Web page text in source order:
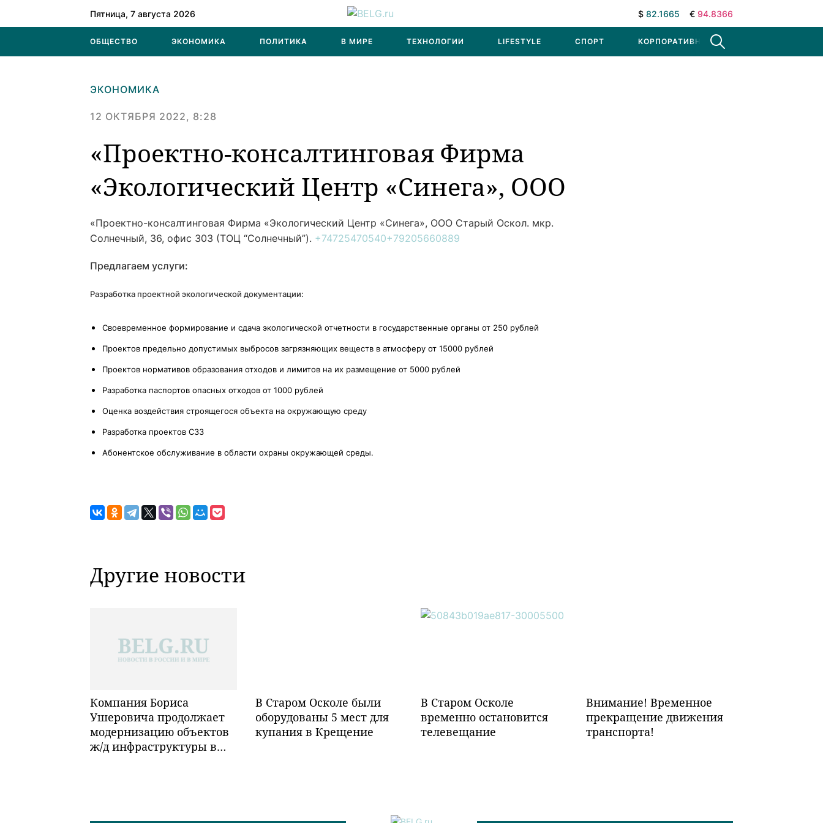
Пятница, 7 августа 2026 $ 82.1665 € 94.8366
ОБЩЕСТВО ЭКОНОМИКА ПОЛИТИКА В МИРЕ ТЕХНОЛОГИИ LIFESTYLE СПОРТ КОРПОРАТИВНЫЕ НОВОСТИ
ЭКОНОМИКА
12 ОКТЯБРЯ 2022, 8:28
«Проектно-консалтинговая Фирма
«Экологический Центр «Синега», ООО
«Проектно-консалтинговая Фирма «Экологический Центр «Синега», ООО Старый Оскол. мкр.
Солнечный, 36, офис 303 (ТОЦ “Солнечный”). +74725470540+79205660889
Предлагаем услуги:
Разработка проектной экологической документации:
Своевременное формирование и сдача экологической отчетности в государственные органы от 250 рублей
Проектов предельно допустимых выбросов загрязняющих веществ в атмосферу от 15000 рублей
Проектов нормативов образования отходов и лимитов на их размещение от 5000 рублей
Разработка паспортов опасных отходов от 1000 рублей
Оценка воздействия строящегося объекта на окружающую среду
Разработка проектов СЗЗ
Абонентское обслуживание в области охраны окружающей среды.
Другие новости
Компания Бориса
Ушеровича продолжает
модернизацию объектов
ж/д инфраструктуры в
В Старом Осколе были
оборудованы 5 мест для
купания в Крещение
В Старом Осколе
временно остановится
телевещание
Внимание! Временное
прекращение движения
транспорта!